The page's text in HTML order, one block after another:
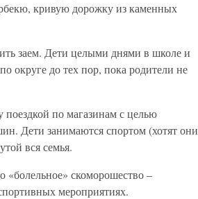
кривую дорожку из каменных
заем. Дети целыми днями в школе и
округе до тех пор, пока родители не
поездкой по магазинам с целью
Дети занимаются спортом (хотят они
вся семья.
«болельное» скоморошество –
мероприятиях.